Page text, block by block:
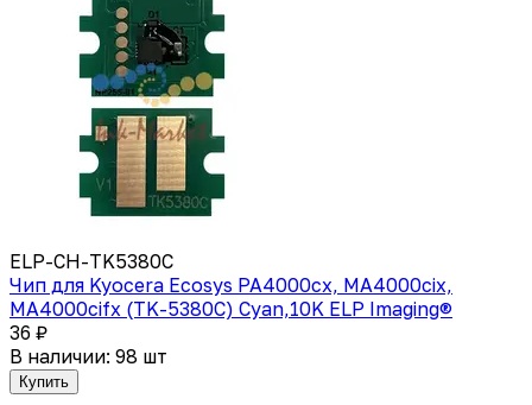
ELP-CH-TK5380C
Чип для Kyocera Ecosys PA4000cx, MA4000cix,
MA4000cifx (TK-5380C) Cyan,10K ELP Imaging®
36 ₽
В наличии: 98 шт
Купить